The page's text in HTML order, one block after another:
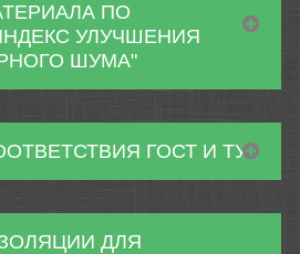
ПО
УЛУЧШЕНИЯ
ШУМА"
ГОСТ И ТУ
ДЛЯ